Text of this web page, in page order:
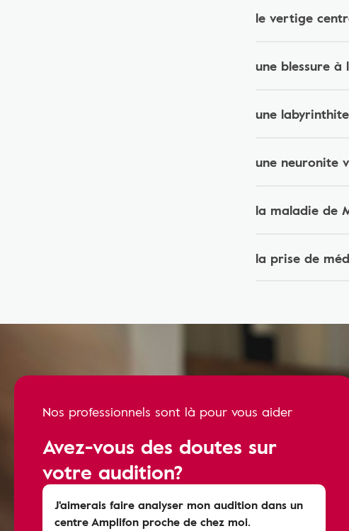
le vertige
une blessure à
une labyrinthite
une neuronite
la maladie de
la prise de
Nos professionnels sont là pour vous aider
Avez-vous des doutes sur
votre audition?
J'aimerais faire analyser mon audition dans un
centre Amplifon proche de chez moi.